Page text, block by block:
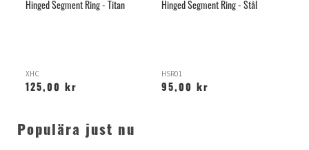
Hinged Segment Ring - Titan
XHC
125,00 kr
Hinged Segment Ring - Stål
HSR01
95,00 kr
Populära just nu